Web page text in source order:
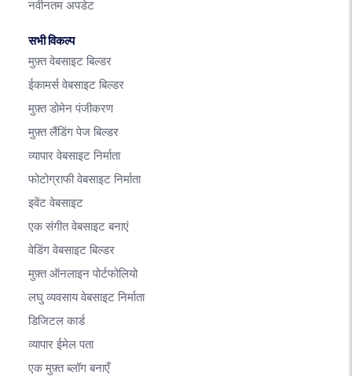
नवीनतम अपडेट
सभी विकल्प
मुफ़्त वेबसाइट बिल्डर
ईकामर्स वेबसाइट बिल्डर
मुफ़्त डोमेन पंजीकरण
मुफ़्त लैंडिंग पेज बिल्डर
व्यापार वेबसाइट निर्माता
फोटोग्राफी वेबसाइट निर्माता
इवेंट वेबसाइट
एक संगीत वेबसाइट बनाएं
वेडिंग वेबसाइट बिल्डर
मुफ़्त ऑनलाइन पोर्टफोलियो
लघु व्यवसाय वेबसाइट निर्माता
डिजिटल कार्ड
व्यापार ईमेल पता
एक मुफ़्त ब्लॉग बनाएँ